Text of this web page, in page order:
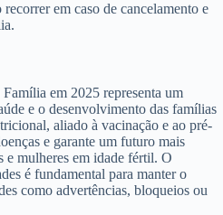
em caso de cancelamento e
em 2025 representa um
e o desenvolvimento das famílias
aliado à vacinação e ao pré-
e garante um futuro mais
e mulheres em idade fértil. O
é fundamental para manter o
como advertências, bloqueios ou